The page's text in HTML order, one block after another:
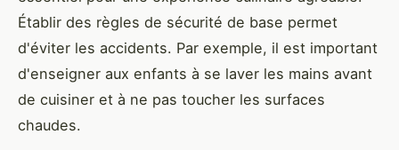
Établir des règles de sécurité de base permet
d'éviter les accidents. Par exemple, il est important
d'enseigner aux enfants à se laver les mains avant
de cuisiner et à ne pas toucher les surfaces
chaudes.